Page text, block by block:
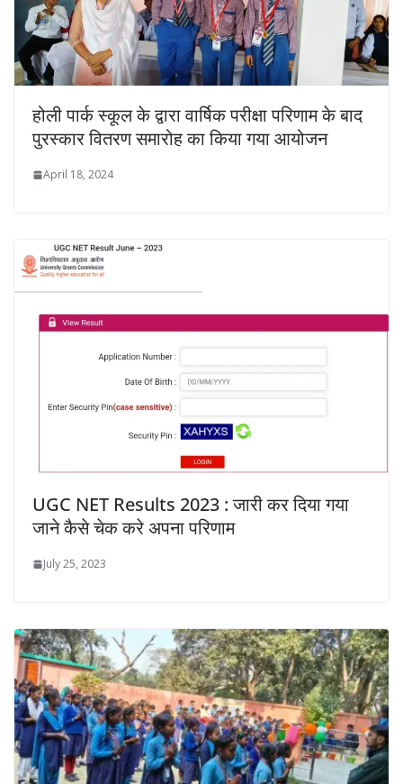
होली पार्क स्कूल के द्वारा वार्षिक परीक्षा परिणाम के बाद
पुरस्कार वितरण समारोह का किया गया आयोजन
April 18, 2024
UGC NET Results 2023 : जारी कर दिया गया
जाने कैसे चेक करे अपना परिणाम
July 25, 2023